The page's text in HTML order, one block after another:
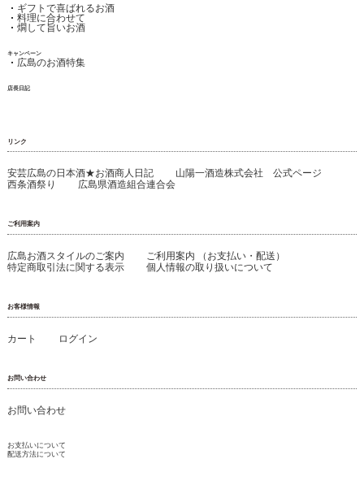
ギフトで喜ばれるお酒
料理に合わせて
燗して旨いお酒
キャンペーン
広島のお酒特集
店長日記
リンク
安芸広島の日本酒★お酒商人日記
山陽一酒造株式会社 公式ページ
西条酒祭り
広島県酒造組合連合会
ご利用案内
広島お酒スタイルのご案内
ご利用案内 （お支払い・配送）
特定商取引法に関する表示
個人情報の取り扱いについて
お客様情報
カート ログイン
お問い合わせ
お問い合わせ
お支払いについて
配送方法について